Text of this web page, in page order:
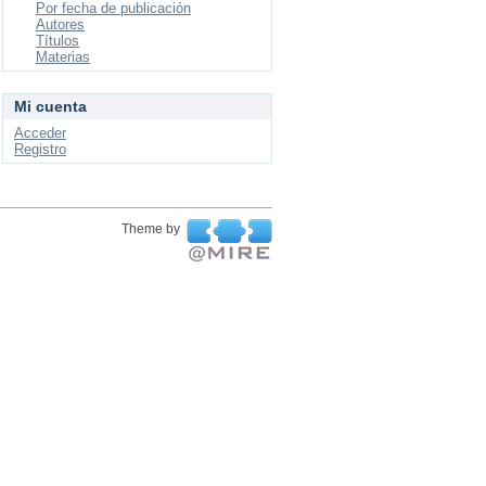
Por fecha de publicación
Autores
Títulos
Materias
Mi cuenta
Acceder
Registro
Theme by